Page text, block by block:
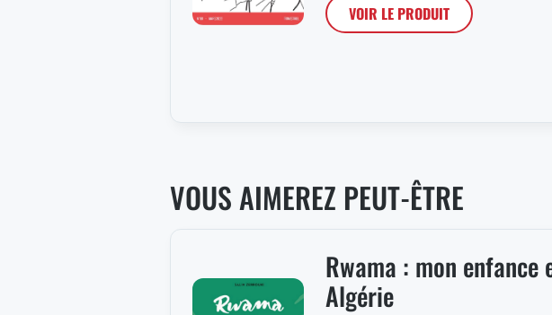
VOIR LE PRODUIT
VOUS AIMEREZ PEUT-ÊTRE
Rwama : mon enfance
Algérie